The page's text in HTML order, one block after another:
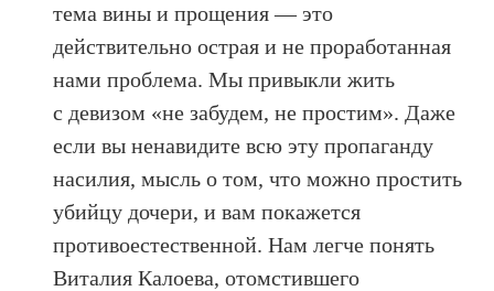
тема вины и прощения — это
действительно острая и не проработанная
нами проблема. Мы привыкли жить
с девизом «не забудем, не простим». Даже
если вы ненавидите всю эту пропаганду
насилия, мысль о том, что можно простить
убийцу дочери, и вам покажется
противоестественной. Нам легче понять
Виталия Калоева, отомстившего